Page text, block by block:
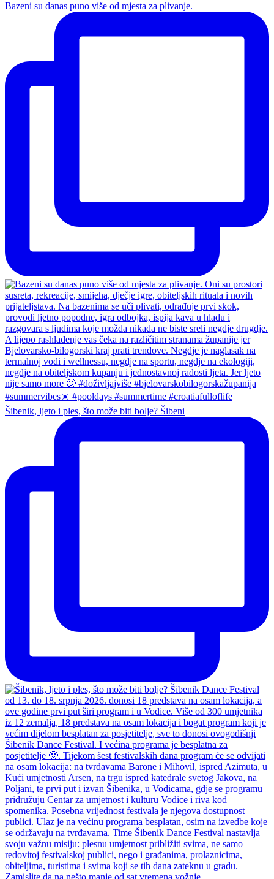
Bazeni su danas puno više od mjesta za plivanje.
Šibenik, ljeto i ples, što može biti bolje? Šibeni
Zamislite da na nešto manje od sat vremena vožnje